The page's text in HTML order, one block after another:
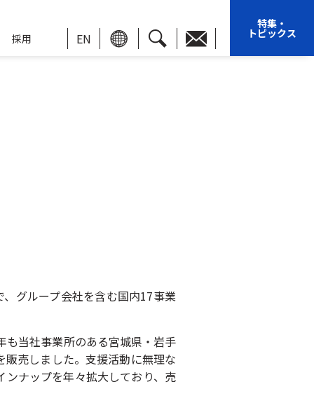
採用 EN
特集・
トピックス
グループ会社を含む国内17事業
も当社事業所のある宮城県・岩手
売しました。支援活動に無理な
ナップを年々拡大しており、売